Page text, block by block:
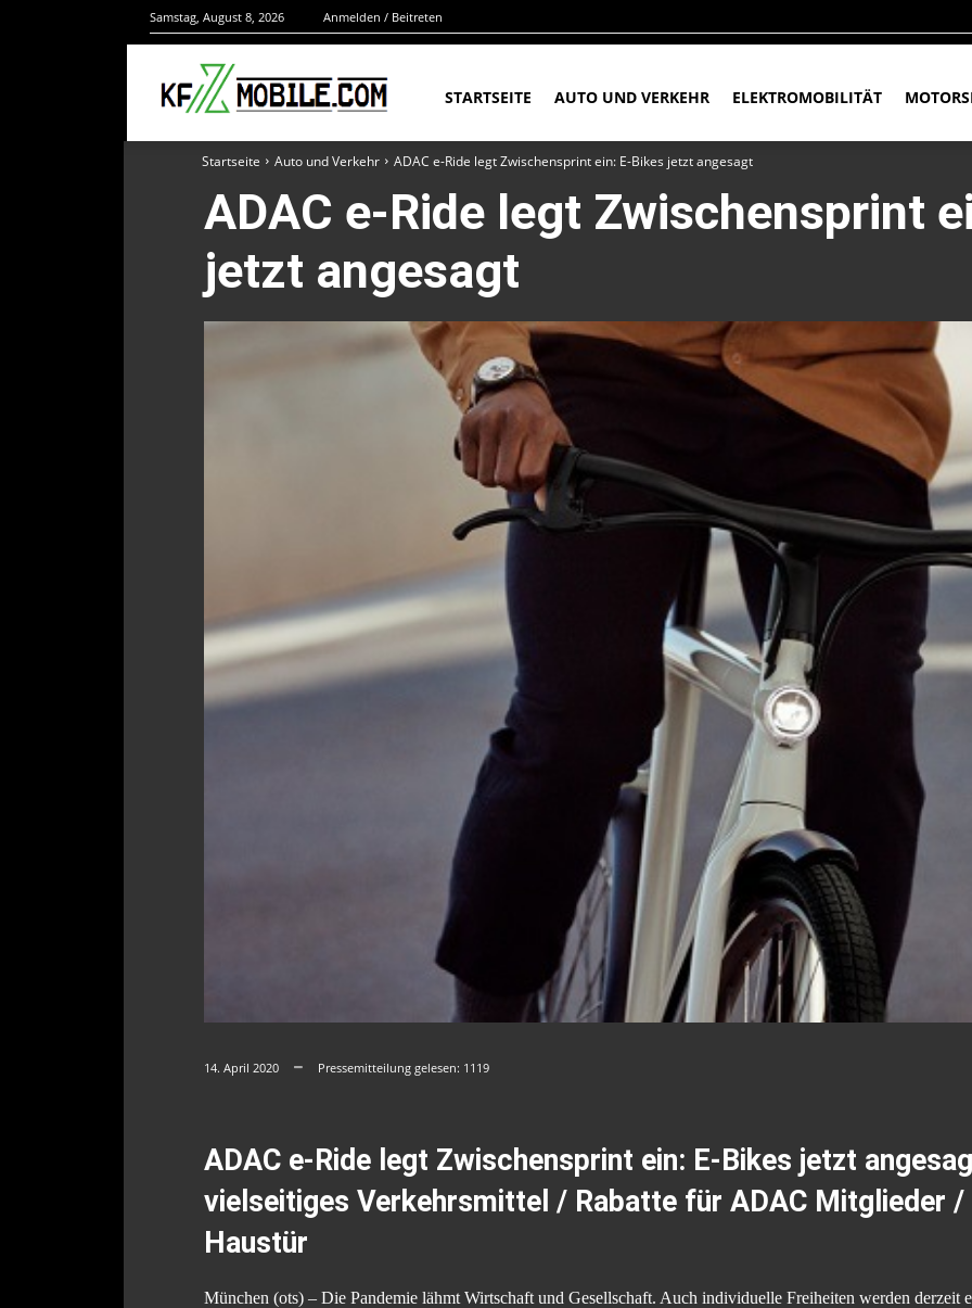
Samstag, August 8, 2026 Anmelden / Beitreten
STARTSEITE AUTO UND VERKEHR ELEKTROMOBILITÄT
Startseite Auto und Verkehr ADAC e-Ride legt Zwischensprint ein: E-Bikes jetzt angesagt
ADAC e-Ride legt Zwischensprint
jetzt angesagt
14. April 2020 Pressemitteilung gelesen: 1119
ADAC e-Ride legt Zwischensprint ein: E-Bikes jetzt
vielseitiges Verkehrsmittel / Rabatte für ADAC Mitglieder
Haustür
München (ots) – Die Pandemie lähmt Wirtschaft und Gesellschaft. Auch individuelle Freiheiten werden derzeit